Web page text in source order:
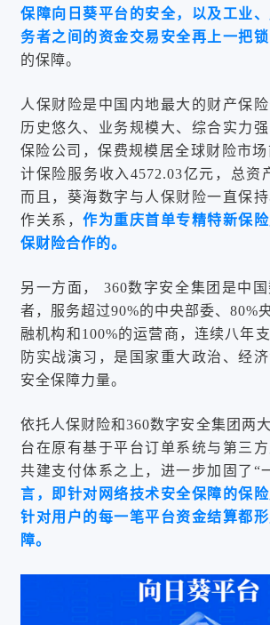
保障向日葵平台的安全，以及工业
务者之间的资金交易安全再上一把锁
的保障。
人保财险是中国内地最大的财产保
历史悠久、业务规模大、综合实力
保险公司，保费规模居全球财险市
计保险服务收入4572.03亿元，总资
而且，葵海数字与人保财险一直保
作关系， 作为重庆首单专精特新保
保财险合作的。
另一方面， 360数字安全集团是中
者，服务超过90%的中央部委、80%
融机构和100%的运营商，连续八年
防实战演习，是国家重大政治、经
安全保障力量。
依托人保财险和360数字安全集团两
台在原有基于平台订单系统与第三
共建支付体系之上，进一步加固了“
言，即针对网络技术安全保障的保
针对用户的每一笔平台资金结算都
障。